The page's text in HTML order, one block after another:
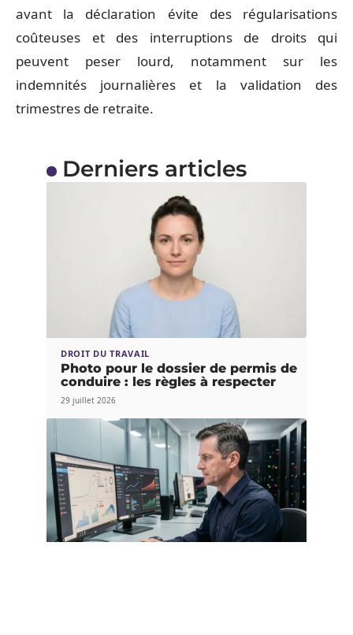
avant la déclaration évite des régularisations
coûteuses et des interruptions de droits qui
peuvent peser lourd, notamment sur les
indemnités journalières et la validation des
trimestres de retraite.
Derniers articles
DROIT DU TRAVAIL
Photo pour le dossier de permis de
conduire : les règles à respecter
29 juillet 2026